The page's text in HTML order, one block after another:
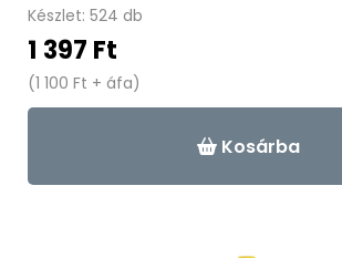
Készlet: 524 db
1 397 Ft
(1 100 Ft + áfa)
Kosárba